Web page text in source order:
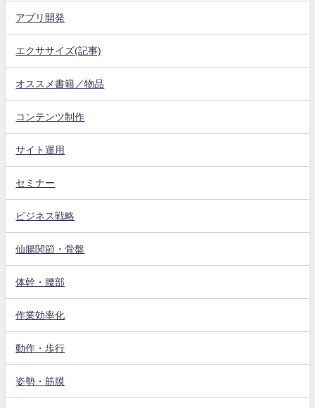
アプリ開発
エクササイズ(記事)
オススメ書籍／物品
コンテンツ制作
サイト運用
セミナー
ビジネス戦略
仙腸関節・骨盤
体幹・腰部
作業効率化
動作・歩行
姿勢・筋膜